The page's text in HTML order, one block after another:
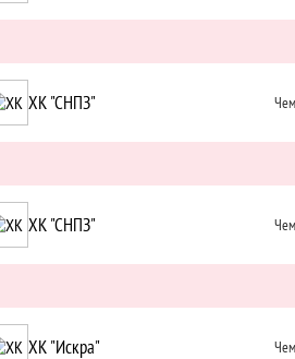
ХК "СНПЗ"
ХК "СНПЗ"
ХК "Искра"